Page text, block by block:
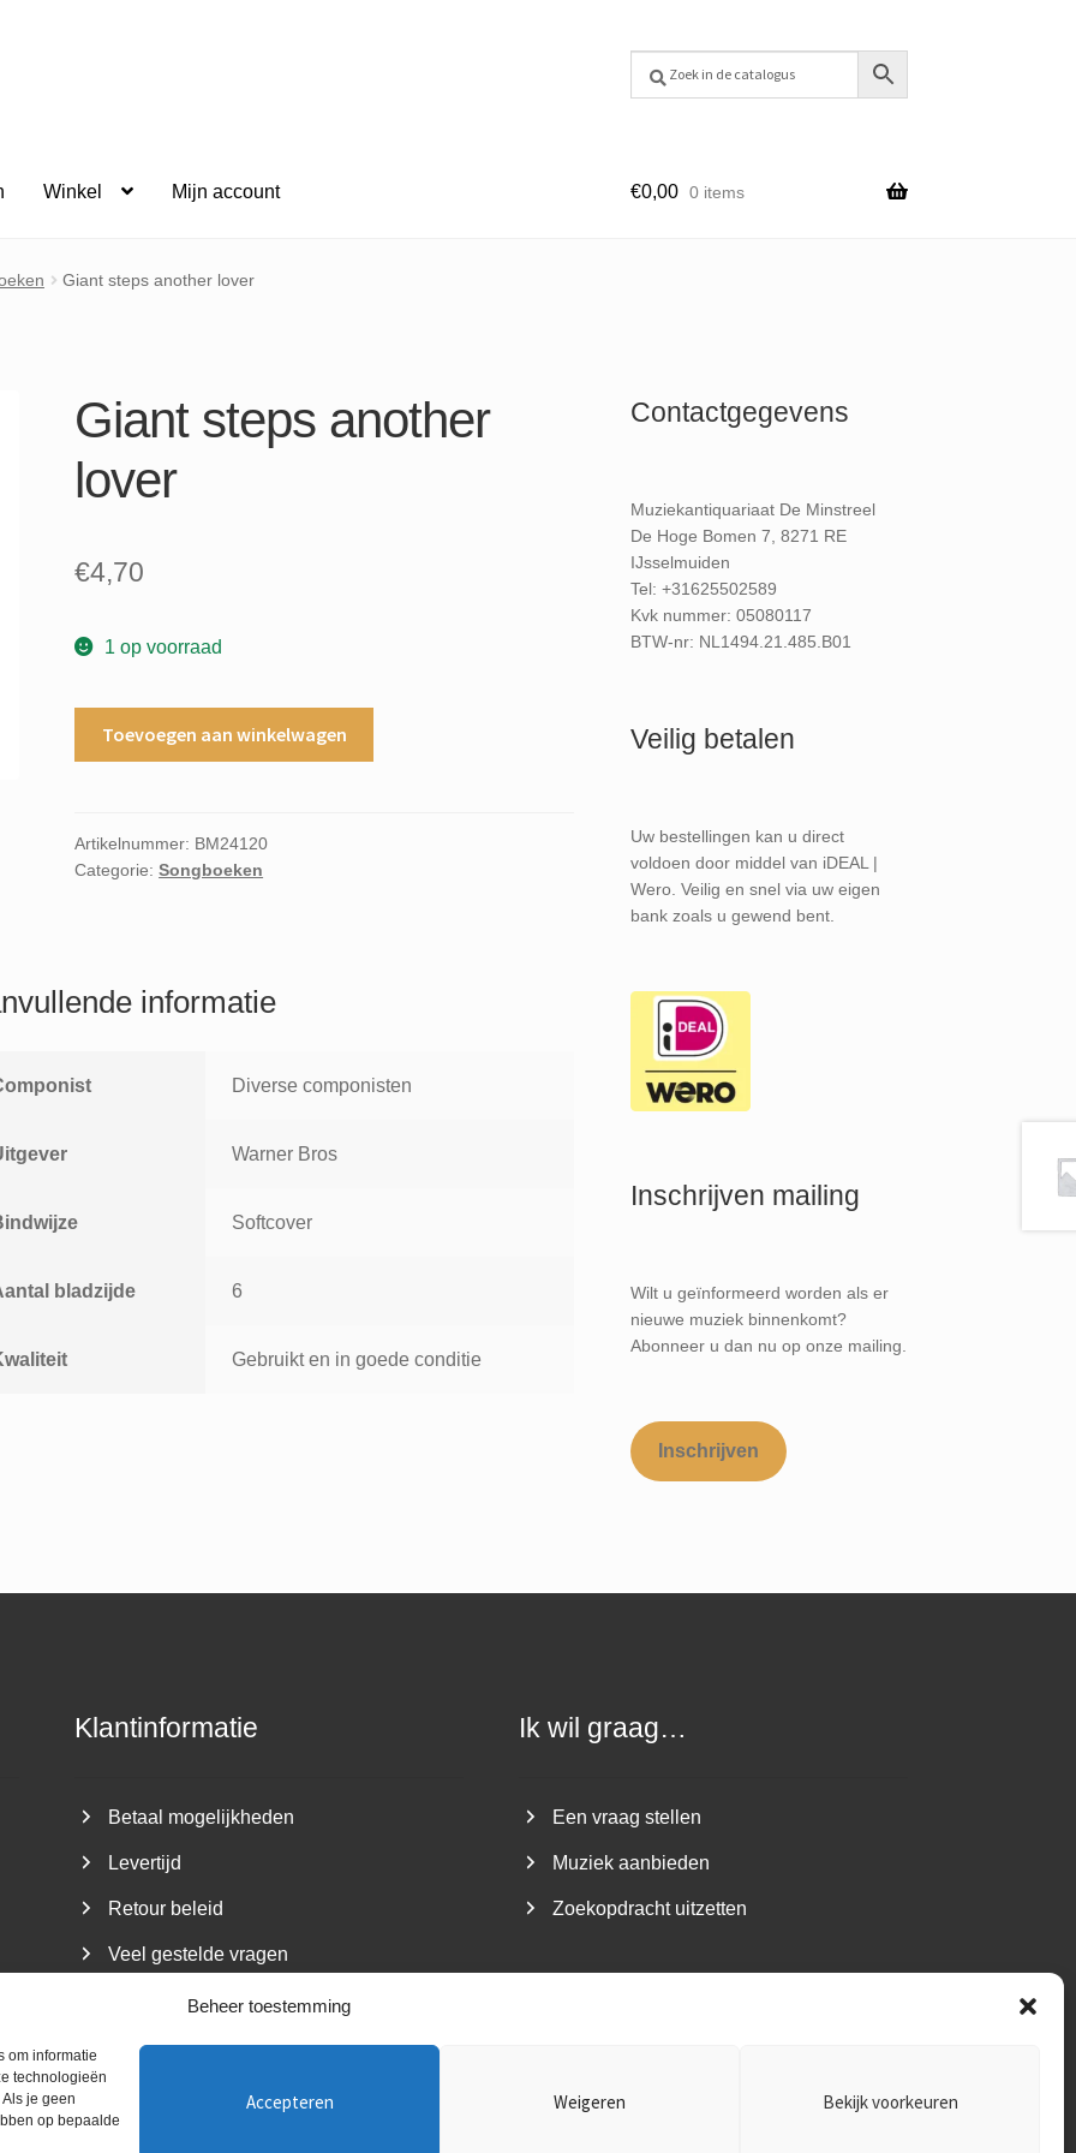
Beheer toestemming
om informatie
technologieën
je geen
op bepaalde
Accepteren Weigeren Bekijk voorkeuren
Winkel Mijn account €0,00 0 items
Giant steps another lover
Giant steps another
lover
€4,70
1 op voorraad
aantal
Toevoegen aan winkelwagen
Artikelnummer: BM24120
Categorie:Songboeken
informatie
Diverse componisten
Warner Bros
Softcover
bladzijde 6
Gebruikt en in goede conditie
Contactgegevens
Muziekantiquariaat De Minstreel
De Hoge Bomen 7, 8271 RE
IJsselmuiden
Tel: +31625502589
Kvk nummer: 05080117
BTW-nr: NL1494.21.485.B01
Veilig betalen
Uw bestellingen kan u direct
voldoen door middel van iDEAL |
Wero. Veilig en snel via uw eigen
bank zoals u gewend bent.
Inschrijven mailing
Wilt u geïnformeerd worden als er
nieuwe muziek binnenkomt?
Abonneer u dan nu op onze mailing.
Inschrijven
Klantinformatie
Betaal mogelijkheden
Levertijd
Retour beleid
Veel gestelde vragen
Ik wil graag…
Een vraag stellen
Muziek aanbieden
Zoekopdracht uitzetten
De Minstreel ~ Kvk nummer: 05080117 ~ BTW-nr: NL1494.21.485.B01 ~ Privacy policy